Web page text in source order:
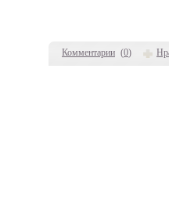
Комментарии (0)